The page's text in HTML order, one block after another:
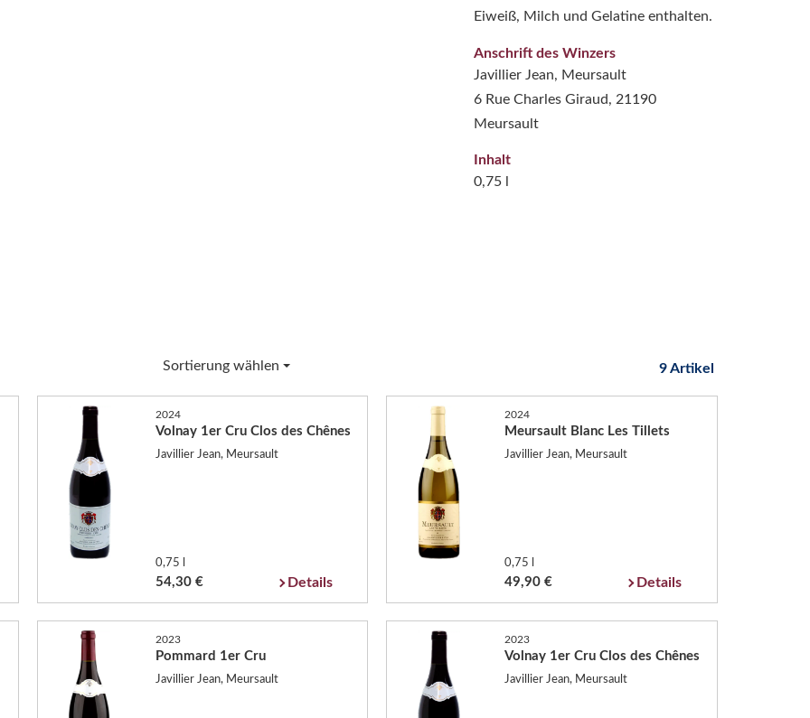
Eiweiß, Milch und Gelatine enthalten.
Anschrift des Winzers
Javillier Jean, Meursault
6 Rue Charles Giraud, 21190
Meursault
Inhalt
0,75 l
Sortierung wählen 9 Artikel
2024
Volnay 1er Cru Clos des Chênes
Javillier Jean, Meursault
0,75 l
54,30 € Details
2024
Meursault Blanc Les Tillets
Javillier Jean, Meursault
0,75 l
49,90 € Details
2023
Pommard 1er Cru
Javillier Jean, Meursault
2023
Volnay 1er Cru Clos des Chênes
Javillier Jean, Meursault